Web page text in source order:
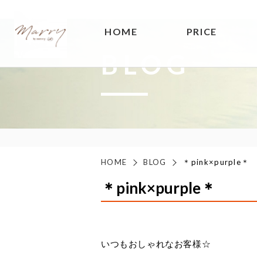
HOME PRICE
BLOG
HOME BLOG ＊pink×purple＊
＊pink×purple＊
いつもおしゃれなお客様☆